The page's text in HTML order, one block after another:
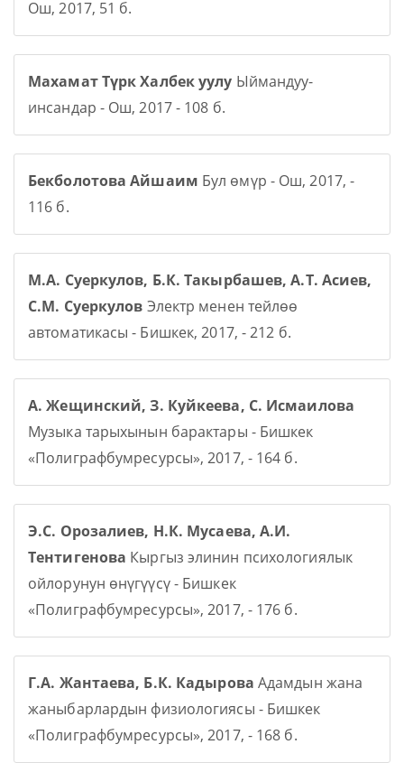
Ош, 2017, 51 б.
Махамат Түрк Халбек уулу Ыймандуу-
инсандар - Ош, 2017 - 108 б.
Бекболотова Айшаим Бул өмүр - Ош, 2017, -
116 б.
М.А. Суеркулов, Б.К. Такырбашев, А.Т. Асиев,
С.М. Суеркулов Электр менен тейлөө
автоматикасы - Бишкек, 2017, - 212 б.
А. Жещинский, З. Куйкеева, С. Исмаилова
Музыка тарыхынын барактары - Бишкек
«Полиграфбумресурсы», 2017, - 164 б.
Э.С. Орозалиев, Н.К. Мусаева, А.И.
Тентигенова Кыргыз элинин психологиялык
ойлорунун өнүгүүсү - Бишкек
«Полиграфбумресурсы», 2017, - 176 б.
Г.А. Жантаева, Б.К. Кадырова Адамдын жана
жаныбарлардын физиологиясы - Бишкек
«Полиграфбумресурсы», 2017, - 168 б.